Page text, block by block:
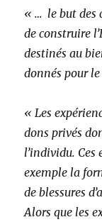
« … le but des
de construire
destinés au
donnés pour
« Les
dons privés
l’individu. Ces
exemple la
de blessures
Alors que les